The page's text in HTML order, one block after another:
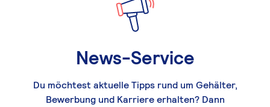
News-Service
Du möchtest aktuelle Tipps rund um Gehälter,
Bewerbung und Karriere erhalten? Dann